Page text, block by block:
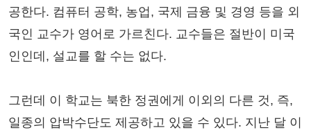
공한다. 컴퓨터 공학, 농업, 국제 금융 및 경영 등을 외
국인 교수가 영어로 가르친다. 교수들은 절반이 미국
인인데, 설교를 할 수는 없다.
그런데 이 학교는 북한 정권에게 이외의 다른 것, 즉,
일종의 압박수단도 제공하고 있을 수 있다. 지난 달 이